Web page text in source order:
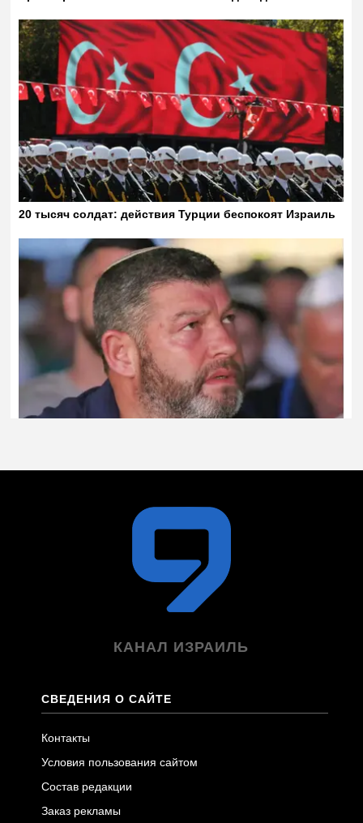
КАНАЛ ИЗРАИЛЬ
СВЕДЕНИЯ О САЙТЕ
Контакты
Условия пользования сайтом
Состав редакции
Заказ рекламы